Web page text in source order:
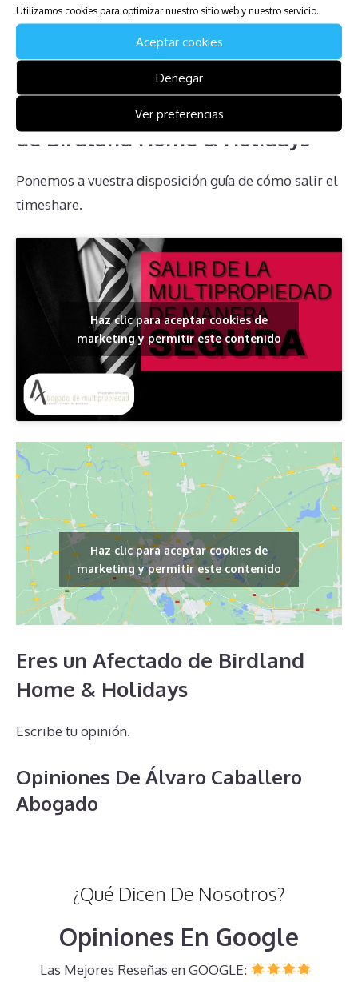
Utilizamos cookies para optimizar nuestro sitio web y nuestro servicio.
Aceptar cookies
Denegar
Ver preferencias
administración. Comprender estos problemas es el
primer paso para tomar decisiones informadas y
evitar complicaciones futuras.
Descarga la Guía para Afectados
de Birdland Home & Holidays
Ponemos a vuestra disposición guía de cómo salir el
timeshare.
Haz clic para aceptar cookies de
marketing y permitir este contenido
Haz clic para aceptar cookies de
marketing y permitir este contenido
Eres un Afectado de Birdland
Home & Holidays
Escribe tu opinión.
Opiniones De Álvaro Caballero
Abogado
¿Qué Dicen De Nosotros?
Opiniones En Google
Las Mejores Reseñas en GOOGLE: